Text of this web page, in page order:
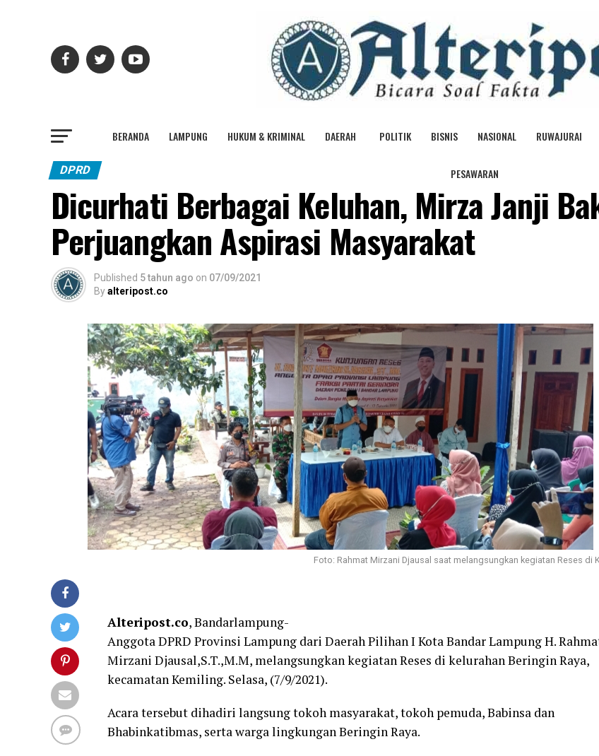
BERANDA LAMPUNG HUKUM & KRIMINAL DAERAH POLITIK BISNIS NASIONAL RUWAJURAI
PESAWARAN
DPRD
Dicurhati Berbagai Keluhan, Mirza Janji
Perjuangkan Aspirasi Masyarakat
Published 5 tahun ago on 07/09/2021
Byalteripost.co
Foto: Rahmat Mirzani Djausal saat melangsungkan kegiatan Reses di
Alteripost.co, Bandarlampung-
Anggota DPRD Provinsi Lampung dari Daerah Pilihan I Kota Bandar Lampung H.
Mirzani Djausal,S.T.,M.M, melangsungkan kegiatan Reses di kelurahan Beringin Raya,
kecamatan Kemiling. Selasa, (7/9/2021).
Acara tersebut dihadiri langsung tokoh masyarakat, tokoh pemuda, Babinsa dan
Bhabinkatibmas, serta warga lingkungan Beringin Raya.